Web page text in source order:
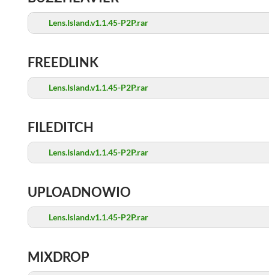
Lens.Island.v1.1.45-P2P.rar
FREEDLINK
Lens.Island.v1.1.45-P2P.rar
FILEDITCH
Lens.Island.v1.1.45-P2P.rar
UPLOADNOWIO
Lens.Island.v1.1.45-P2P.rar
MIXDROP